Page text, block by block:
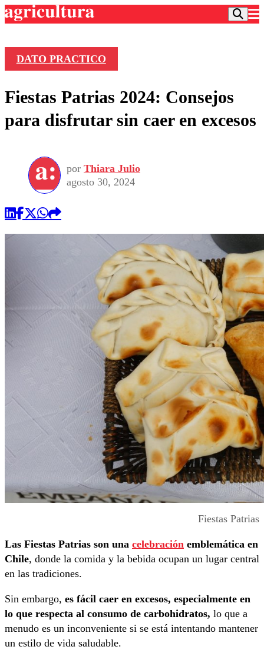
Frecuencias
Agricultura TV
Deportes
Motor
Otros Deportes
Universidad Católica
Universidad de Chile
Dato Practico
Política
Sustentabilidad
Vida Social
Publicaciones en medios
Comercial
DATO PRACTICO
Fiestas Patrias 2024: Consejos
para disfrutar sin caer en excesos
por Thiara Julio
agosto 30, 2024
Fiestas Patrias
Las Fiestas Patrias son una celebración emblemática en
Chile, donde la comida y la bebida ocupan un lugar central
en las tradiciones.
Sin embargo, es fácil caer en excesos, especialmente en
lo que respecta al consumo de carbohidratos, lo que a
menudo es un inconveniente si se está intentando mantener
un estilo de vida saludable.